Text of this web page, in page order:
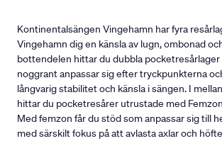
Kontinentalsängen Vingehamn har fyra
Vingehamn dig en känsla av lugn, ombonad
bottendelen hittar du dubbla pocketresårlager
noggrant anpassar sig efter tryckpunkterna
långvarig stabilitet och känsla i sängen. I
hittar du pocketresårer utrustade med
Med femzon får du stöd som anpassar sig till
med särskilt fokus på att avlasta axlar och